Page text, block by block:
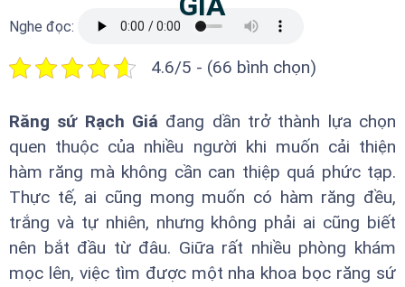
Nghe đọc:
4.6/5 - (66 bình chọn)
Răng sứ Rạch Giá đang dần trở thành lựa chọn
quen thuộc của nhiều người khi muốn cải thiện
hàm răng mà không cần can thiệp quá phức tạp.
Thực tế, ai cũng mong muốn có hàm răng đều,
trắng và tự nhiên, nhưng không phải ai cũng biết
nên bắt đầu từ đâu. Giữa rất nhiều phòng khám
mọc lên, việc tìm được một nha khoa bọc răng sứ